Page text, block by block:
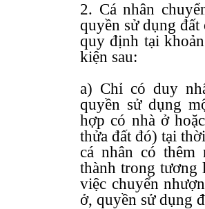
2. Cá nhân
quyền sử dụng
quy định tại
kiện sau:
a) Chỉ có duy
quyền sử dụng
hợp có nhà ở
thửa đất đó) tại
cá nhân có
thành trong tương
việc chuyển
ở, quyền sử dụng